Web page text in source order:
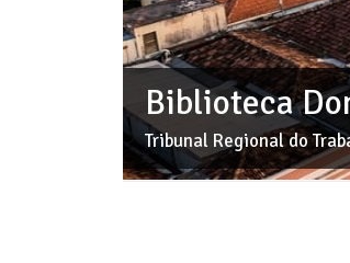
Biblioteca
Tribunal Regional do